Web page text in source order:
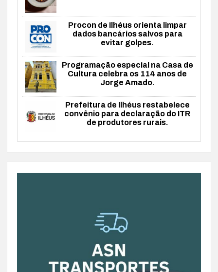
Procon de Ilhéus orienta limpar
dados bancários salvos para
evitar golpes.
Programação especial na Casa de
Cultura celebra os 114 anos de
Jorge Amado.
Prefeitura de Ilhéus restabelece
convênio para declaração do ITR
de produtores rurais.